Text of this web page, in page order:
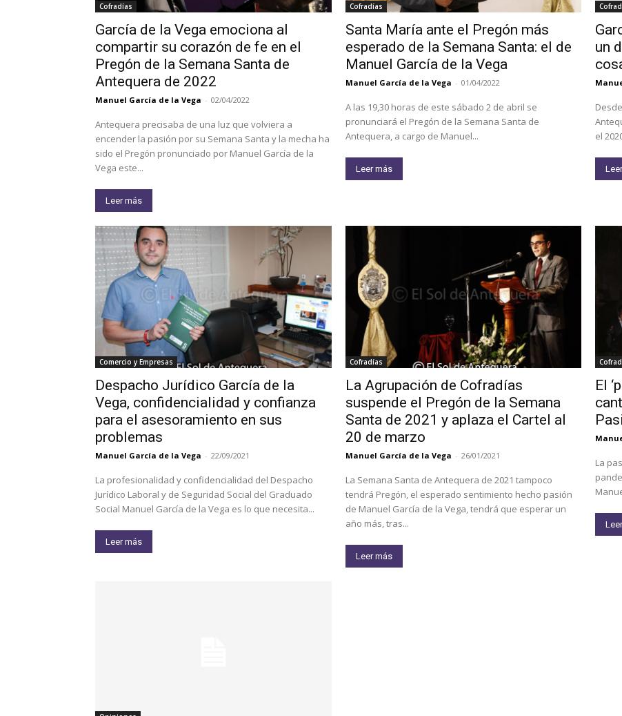
Cofradías
García de la Vega emociona al
compartir su corazón de fe en el
Pregón de la Semana Santa de
Antequera de 2022
Manuel García de la Vega - 02/04/2022
Antequera precisaba de una luz que volviera a
encender la pasión por su Semana Santa y la mecha ha
sido el Pregón pronunciado por Manuel García de la
Vega este...
Leer más
Cofradías
Santa María ante el Pregón más
esperado de la Semana Santa: el de
Manuel García de la Vega
Manuel García de la Vega - 01/04/2022
A las 19,30 horas de este sábado 2 de abril se
pronunciará el Pregón de la Semana Santa de
Antequera, a cargo de Manuel...
Leer más
un
el
Comercio y Empresas
Despacho Jurídico García de la
Vega, confidencialidad y confianza
para el asesoramiento en sus
problemas
Manuel García de la Vega - 22/09/2021
La profesionalidad y confidencialidad del Despacho
Jurídico Laboral y de Seguridad Social del Graduado
Social Manuel García de la Vega es lo que necesita...
Leer más
Cofradías
La Agrupación de Cofradías
suspende el Pregón de la Semana
Santa de 2021 y aplaza el Cartel al
20 de marzo
Manuel García de la Vega - 26/01/2021
La Semana Santa de Antequera de 2021 tampoco
tendrá Pregón, el esperado sentimiento hecho pasión
de Manuel García de la Vega, tendrá que esperar un
año más, tras...
Leer más
El
La